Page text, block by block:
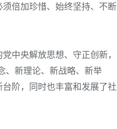
倍加珍惜、始终坚持、不断
中央解放思想、守正创新，
、新理论、新战略、新举
阶，同时也丰富和发展了社